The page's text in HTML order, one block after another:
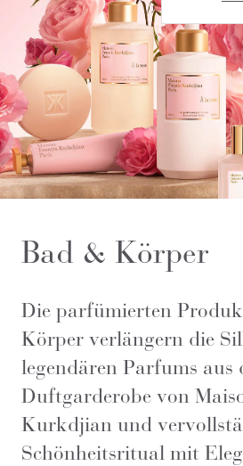
Bad & Körper
Die parfümierten
Körper verlängern die
legendären Parfums aus
Duftgarderobe von
Kurkdjian und
Schönheitsritual mit